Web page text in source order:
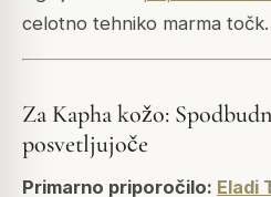
celotno tehniko marma točk.
Za Kapha kožo:
posvetljujoče
Primarno priporočilo: Eladi